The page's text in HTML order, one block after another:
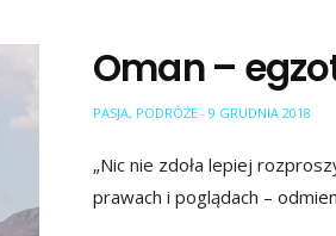
Oman –
PASJA, PODRÓŻE - 9 GRUDNIA 2018
„Nic nie zdoła lepiej
prawach i poglądach –